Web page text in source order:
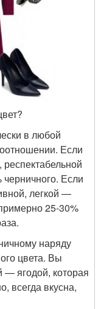
в любой
Если
респектабельной
Если
легкой —
25-30%
наряду
цвета. Вы
— ягодой, которая
всегда вкусна,